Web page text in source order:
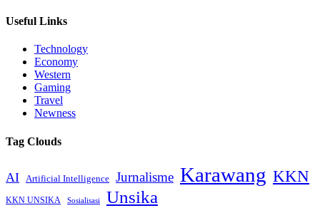
Useful Links
Technology
Economy
Western
Gaming
Travel
Newness
Tag Clouds
AI Artificial Intelligence Jurnalisme Karawang KKN
KKN UNSIKA Sosialisasi Unsika